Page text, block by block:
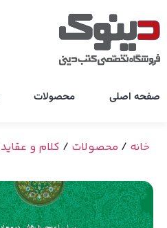
صفحه اصلی محصولات
خانه / محصولات / کلام و عقاید